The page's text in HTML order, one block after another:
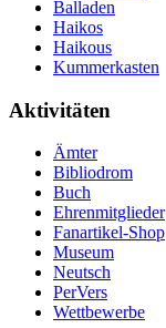
Balladen
Haikos
Haikous
Kummerkasten
Aktivitäten
Ämter
Bibliodrom
Buch
Ehrenmitglieder
Fanartikel-Shop
Museum
Neutsch
PerVers
Wettbewerbe